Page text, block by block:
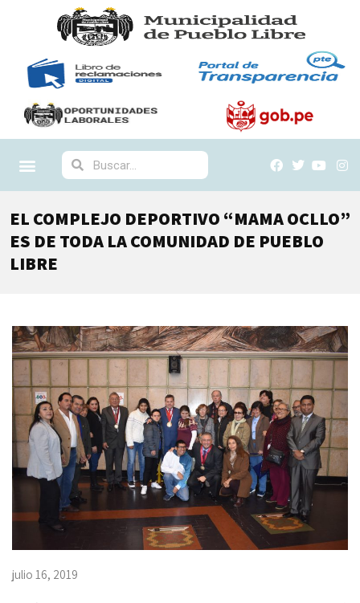
EL COMPLEJO DEPORTIVO “MAMA OCLLO”
ES DE TODA LA COMUNIDAD DE PUEBLO
LIBRE
julio 16, 2019